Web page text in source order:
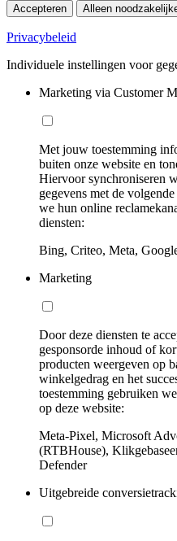
Accepteren Alleen
Privacybeleid
Individuele instellingen voor
Marketing via Customer
Met jouw toestemming
buiten onze website en
Hiervoor synchroniseren
gegevens met de
we hun online
diensten:
Bing, Criteo, Meta,
Marketing
Door deze diensten te
gesponsorde inhoud of
producten weergeven op
winkelgedrag en het
toestemming gebruiken
op deze website:
Meta-Pixel, Microsoft
(RTBHouse),
Defender
Uitgebreide